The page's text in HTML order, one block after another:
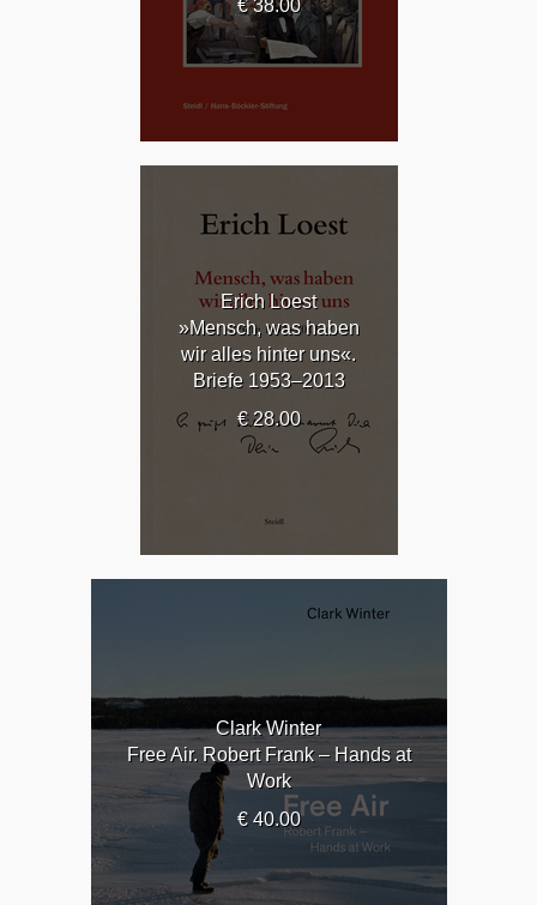
€ 38.00
Erich Loest
»Mensch, was haben
wir alles hinter uns«.
Briefe 1953–2013
€ 28.00
Clark Winter
Free Air. Robert Frank – Hands at
Work
€ 40.00